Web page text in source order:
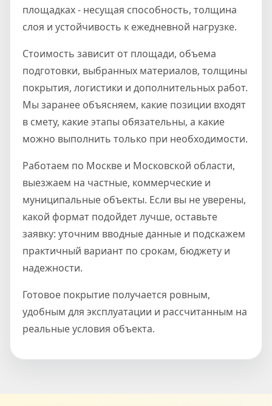
площадках - несущая способность, толщина
слоя и устойчивость к ежедневной нагрузке.
Стоимость зависит от площади, объема
подготовки, выбранных материалов, толщины
покрытия, логистики и дополнительных работ.
Мы заранее объясняем, какие позиции входят
в смету, какие этапы обязательны, а какие
можно выполнить только при необходимости.
Работаем по Москве и Московской области,
выезжаем на частные, коммерческие и
муниципальные объекты. Если вы не уверены,
какой формат подойдет лучше, оставьте
заявку: уточним вводные данные и подскажем
практичный вариант по срокам, бюджету и
надежности.
Готовое покрытие получается ровным,
удобным для эксплуатации и рассчитанным на
реальные условия объекта.